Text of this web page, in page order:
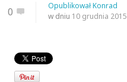
0 OpublikowałKonrad
w dniu 10 grudnia 2015